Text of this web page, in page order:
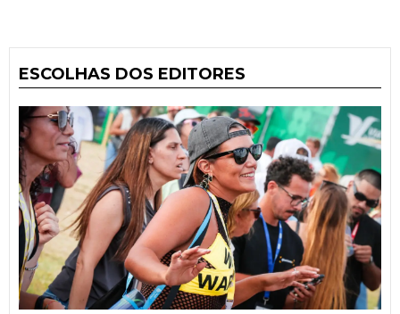
ESCOLHAS DOS EDITORES